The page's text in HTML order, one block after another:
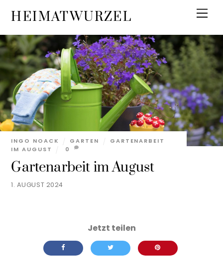
content
HEIMATWURZEL
1. AUGUST 2024
Gartenarbeit im August
INGO NOACK GARTEN
GARTENARBEIT
IM AUGUST
0